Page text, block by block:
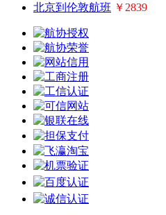
北京到伦敦航班 ￥2839